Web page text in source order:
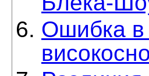
Ошибка в